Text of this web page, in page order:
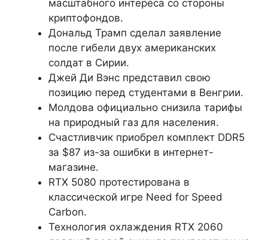
масштабного интереса со стороны
криптофондов.
Дональд Трамп сделал заявление
после гибели двух американских
солдат в Сирии.
Джей Ди Вэнс представил свою
позицию перед студентами в Венгрии.
Молдова официально снизила тарифы
на природный газ для населения.
Счастливчик приобрел комплект DDR5
за $87 из-за ошибки в интернет-
магазине.
RTX 5080 протестирована в
классической игре Need for Speed
Carbon.
Технология охлаждения RTX 2060